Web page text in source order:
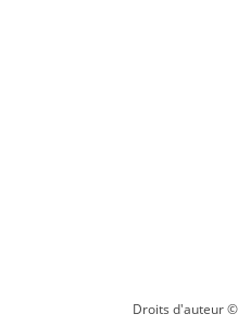
Droits d'auteur